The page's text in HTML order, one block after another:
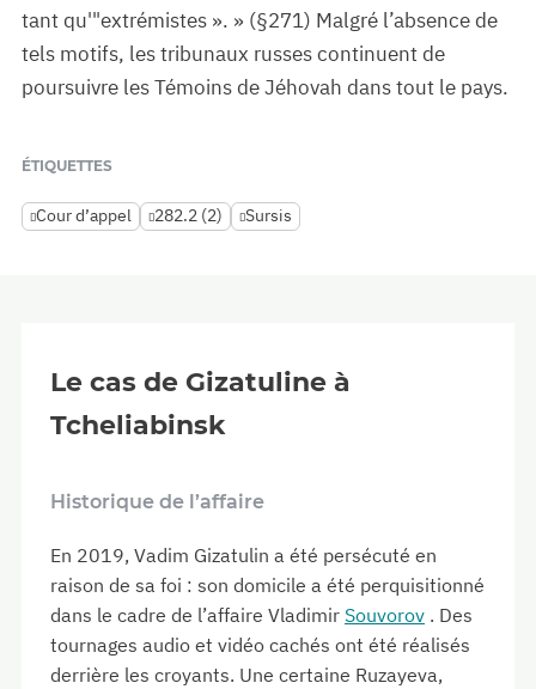
tant qu'"extrémistes ». » (§271) Malgré l’absence de
tels motifs, les tribunaux russes continuent de
poursuivre les Témoins de Jéhovah dans tout le pays.
ÉTIQUETTES
Cour d’appel 282.2 (2) Sursis
Le cas de Gizatuline à
Tcheliabinsk
Historique de l’affaire
En 2019, Vadim Gizatulin a été persécuté en
raison de sa foi : son domicile a été perquisitionné
dans le cadre de l’affaire Vladimir Souvorov . Des
tournages audio et vidéo cachés ont été réalisés
derrière les croyants. Une certaine Ruzayeva,